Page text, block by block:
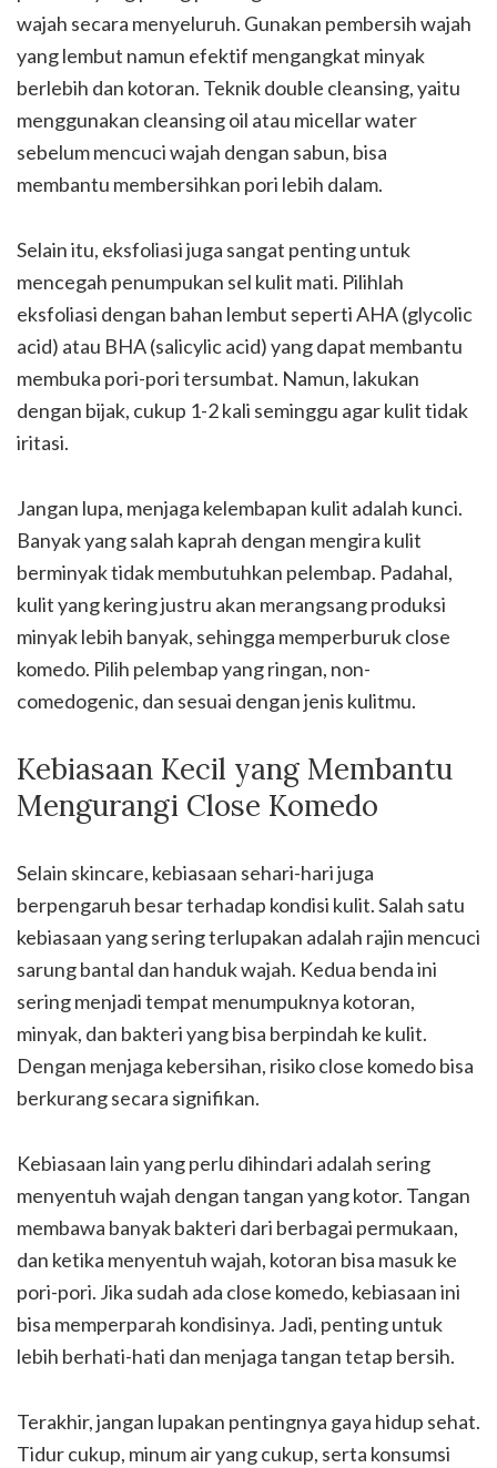
wajah secara menyeluruh. Gunakan pembersih wajah
yang lembut namun efektif mengangkat minyak
berlebih dan kotoran. Teknik double cleansing, yaitu
menggunakan cleansing oil atau micellar water
sebelum mencuci wajah dengan sabun, bisa
membantu membersihkan pori lebih dalam.
Selain itu, eksfoliasi juga sangat penting untuk
mencegah penumpukan sel kulit mati. Pilihlah
eksfoliasi dengan bahan lembut seperti AHA (glycolic
acid) atau BHA (salicylic acid) yang dapat membantu
membuka pori-pori tersumbat. Namun, lakukan
dengan bijak, cukup 1-2 kali seminggu agar kulit tidak
iritasi.
Jangan lupa, menjaga kelembapan kulit adalah kunci.
Banyak yang salah kaprah dengan mengira kulit
berminyak tidak membutuhkan pelembap. Padahal,
kulit yang kering justru akan merangsang produksi
minyak lebih banyak, sehingga memperburuk close
komedo. Pilih pelembap yang ringan, non-
comedogenic, dan sesuai dengan jenis kulitmu.
Kebiasaan Kecil yang Membantu
Mengurangi Close Komedo
Selain skincare, kebiasaan sehari-hari juga
berpengaruh besar terhadap kondisi kulit. Salah satu
kebiasaan yang sering terlupakan adalah rajin mencuci
sarung bantal dan handuk wajah. Kedua benda ini
sering menjadi tempat menumpuknya kotoran,
minyak, dan bakteri yang bisa berpindah ke kulit.
Dengan menjaga kebersihan, risiko close komedo bisa
berkurang secara signifikan.
Kebiasaan lain yang perlu dihindari adalah sering
menyentuh wajah dengan tangan yang kotor. Tangan
membawa banyak bakteri dari berbagai permukaan,
dan ketika menyentuh wajah, kotoran bisa masuk ke
pori-pori. Jika sudah ada close komedo, kebiasaan ini
bisa memperparah kondisinya. Jadi, penting untuk
lebih berhati-hati dan menjaga tangan tetap bersih.
Terakhir, jangan lupakan pentingnya gaya hidup sehat.
Tidur cukup, minum air yang cukup, serta konsumsi